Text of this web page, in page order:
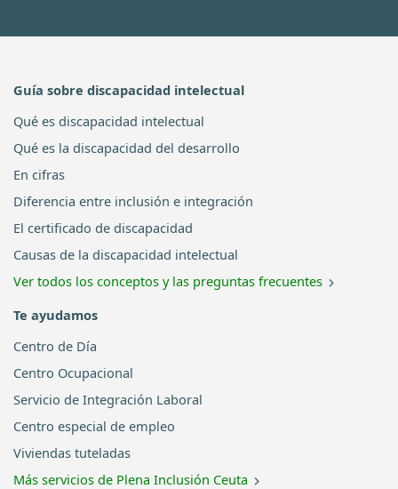
Guía sobre discapacidad intelectual
Qué es discapacidad intelectual
Qué es la discapacidad del desarrollo
En cifras
Diferencia entre inclusión e integración
El certificado de discapacidad
Causas de la discapacidad intelectual
Ver todos los conceptos y las preguntas frecuentes
Te ayudamos
Centro de Día
Centro Ocupacional
Servicio de Integración Laboral
Centro especial de empleo
Viviendas tuteladas
Más servicios de Plena Inclusión Ceuta